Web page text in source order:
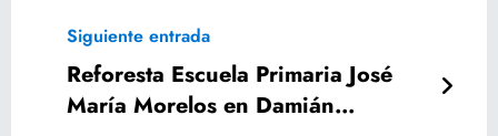
Siguiente entrada
Reforesta Escuela Primaria José
María Morelos en Damián